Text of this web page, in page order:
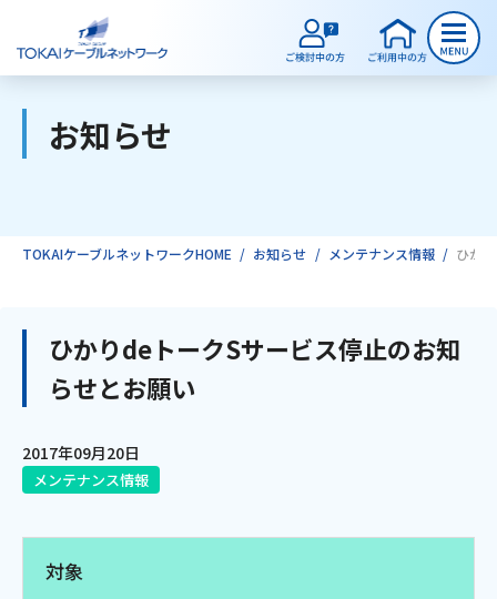
ご検討中のお客様
インターネット
電話
お知らせ
TOKAIケーブルネットワークHOME お知らせ メンテナンス情報 ひか
ひかりdeトークSサービス停止のお知
らせとお願い
2017年09月20日
メンテナンス情報
対象